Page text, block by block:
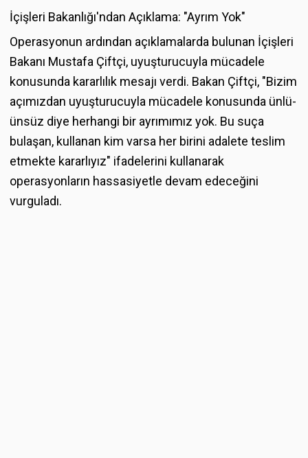
İçişleri Bakanlığı'ndan Açıklama: "Ayrım Yok"
Operasyonun ardından açıklamalarda bulunan İçişleri
Bakanı Mustafa Çiftçi, uyuşturucuyla mücadele
konusunda kararlılık mesajı verdi. Bakan Çiftçi, "Bizim
açımızdan uyuşturucuyla mücadele konusunda ünlü-
ünsüz diye herhangi bir ayrımımız yok. Bu suça
bulaşan, kullanan kim varsa her birini adalete teslim
etmekte kararlıyız" ifadelerini kullanarak
operasyonların hassasiyetle devam edeceğini
vurguladı.